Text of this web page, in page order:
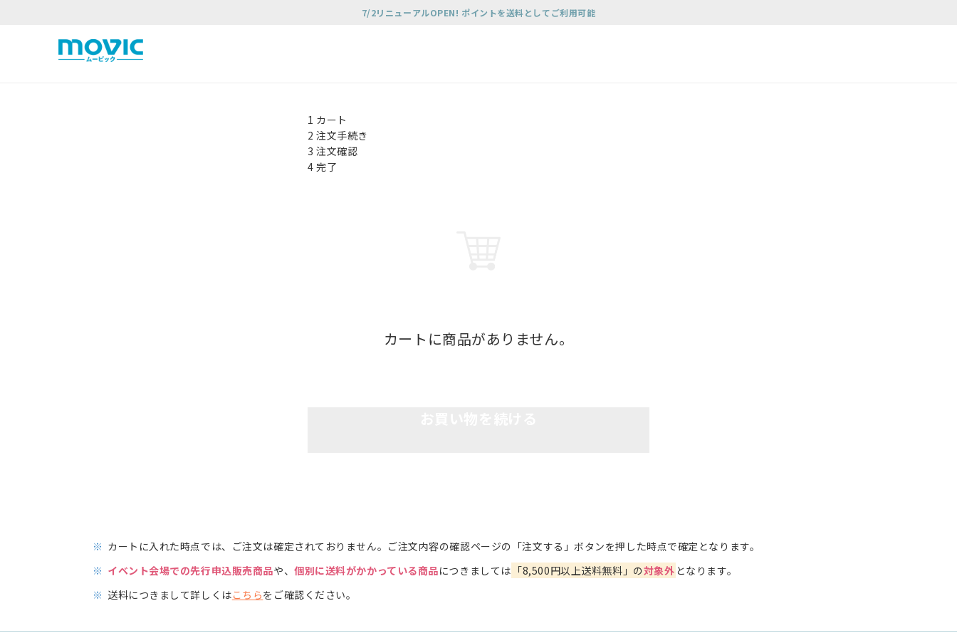
7/2リニューアルOPEN! ポイントを送料としてご利用可能
1 カート
2 注文手続き
3 注文確認
4 完了
カートに商品がありません。
※ カートに入れた時点では、ご注文は確定されておりません。ご注文内容の確認ページの「注文する」ボタンを押した時点で確定となります。
※ イベント会場での先行申込販売商品や、個別に送料がかかっている商品につきましては 「8,500円以上送料無料」の対象外 となります。
※ 送料につきまして詳しくはこちらをご確認ください。